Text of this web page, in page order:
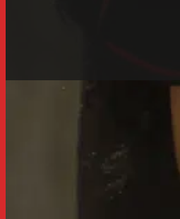
Tập đấm bốc có
Nếu bạn đang tìm cho mình một
đấm bốc hay boxing lại là bộ
1. Tập Boxing Đốt